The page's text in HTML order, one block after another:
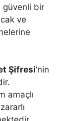
güvenli bir
ve
Şifresi‘nin
amaçlı